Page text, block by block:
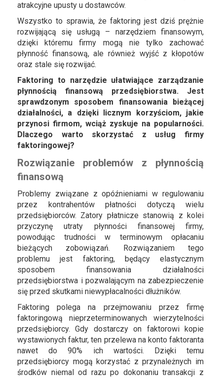
atrakcyjne upusty u dostawców.
Wszystko to sprawia, że faktoring jest dziś prężnie
rozwijającą się usługą – narzędziem finansowym,
dzięki któremu firmy mogą nie tylko zachować
płynność finansową, ale również wyjść z kłopotów
oraz stale się rozwijać.
Faktoring to narzędzie ułatwiające zarządzanie
płynnością finansową przedsiębiorstwa. Jest
sprawdzonym sposobem finansowania bieżącej
działalności, a dzięki licznym korzyściom, jakie
przynosi firmom, wciąż zyskuje na popularności.
Dlaczego warto skorzystać z usług firmy
faktoringowej?
Rozwiązanie problemów z płynnością
finansową
Problemy związane z opóźnieniami w regulowaniu
przez kontrahentów płatności dotyczą wielu
przedsiębiorców. Zatory płatnicze stanowią z kolei
przyczynę utraty płynności finansowej firmy,
powodując trudności w terminowym opłacaniu
bieżących zobowiązań. Rozwiązaniem tego
problemu jest faktoring, będący elastycznym
sposobem finansowania działalności
przedsiębiorstwa i pozwalającym na zabezpieczenie
się przed skutkami niewypłacalności dłużników.
Faktoring polega na przejmowaniu przez firmę
faktoringową nieprzeterminowanych wierzytelności
przedsiębiorcy. Gdy dostarczy on faktorowi kopie
wystawionych faktur, ten przelewa na konto faktoranta
nawet do 90% ich wartości. Dzięki temu
przedsiębiorcy mogą korzystać z przynależnych im
środków niemal od razu po dokonaniu transakcji z